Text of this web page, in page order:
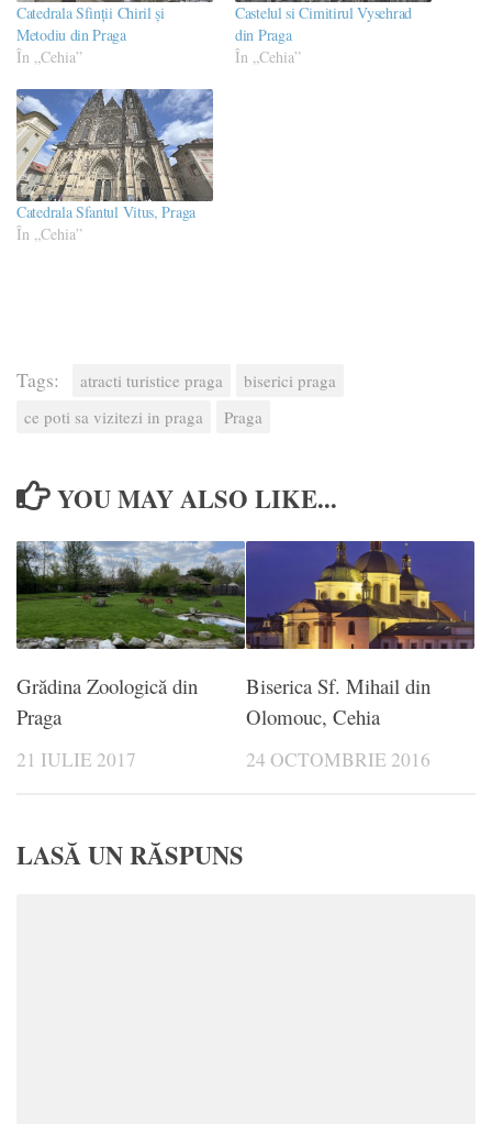
Catedrala Sfinții Chiril și
Metodiu din Praga
În „Cehia”
Castelul si Cimitirul Vysehrad
din Praga
În „Cehia”
Catedrala Sfantul Vitus, Praga
În „Cehia”
Tags: atracti turistice praga
biserici praga
ce poti sa vizitezi in praga
Praga
YOU MAY ALSO LIKE...
Grădina Zoologică din
Praga
21 IULIE 2017
Biserica Sf. Mihail din
Olomouc, Cehia
24 OCTOMBRIE 2016
LASĂ UN RĂSPUNS